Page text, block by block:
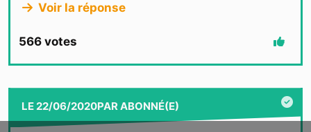
Voir la réponse
566 votes
LE22/06/2020PARABONNÉ(E)